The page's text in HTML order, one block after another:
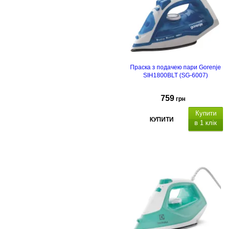
Праска з подачею пари Gorenje
SIH1800BLT (SG-6007)
759 грн
КУПИТИ
Купити
в 1 клік